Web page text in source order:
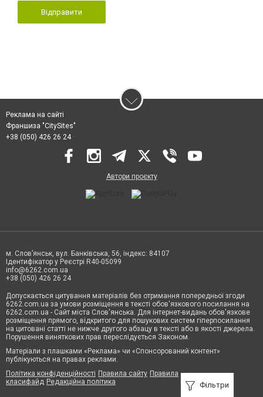
Відправити
Фільтри
Реклама на сайті
Франшиза "CitySites"
+38 (050) 426 26 24
Автори проєкту
м. Слов’янськ, вул. Банківська, 56, індекс: 84107
Ідентифікатор у Реєстрі R40-05099
info@6262.com.ua
+38 (050) 426 26 24
Допускається цитування матеріалів без отримання попередньої згоди
6262.com.ua за умови розміщення в тексті обов'язкового посилання на
6262.com.ua - Сайт міста Слов'янська. Для інтернет-видань обов'язкове
розміщення прямого, відкритого для пошукових систем гіперпосилання
на цитовані статті не нижче другого абзацу в тексті або в якості джерела.
Порушення виняткових прав переслідується Законом.
Матеріали з плашками «Реклама» чи «Спонсорований контент»
публікуються на правах реклами.
Політика конфіденційності Правила сайту Правила
класифайд Редакційна політика